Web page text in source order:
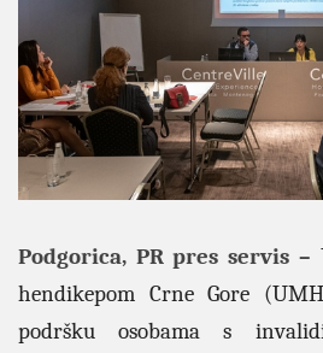
Podgorica, PR pres servis –
hendikepom Crne Gore
podršku osobama s